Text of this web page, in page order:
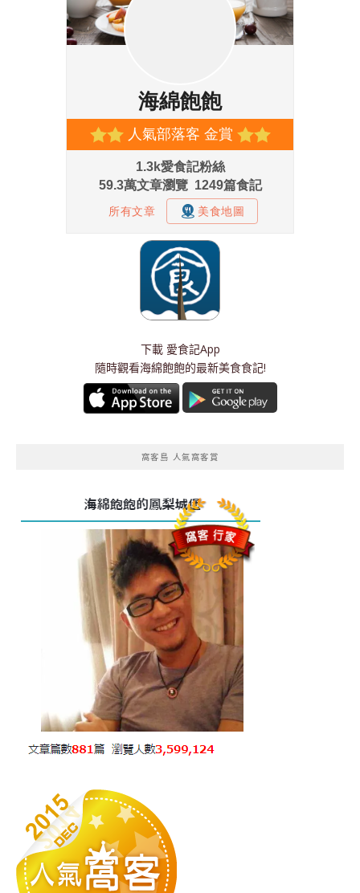
下載 愛食記App
隨時觀看海綿飽飽的最新美食食記!
窩客島 人氣窩客賞